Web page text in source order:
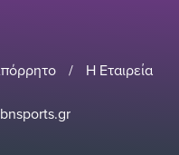
/ Η Εταιρεία